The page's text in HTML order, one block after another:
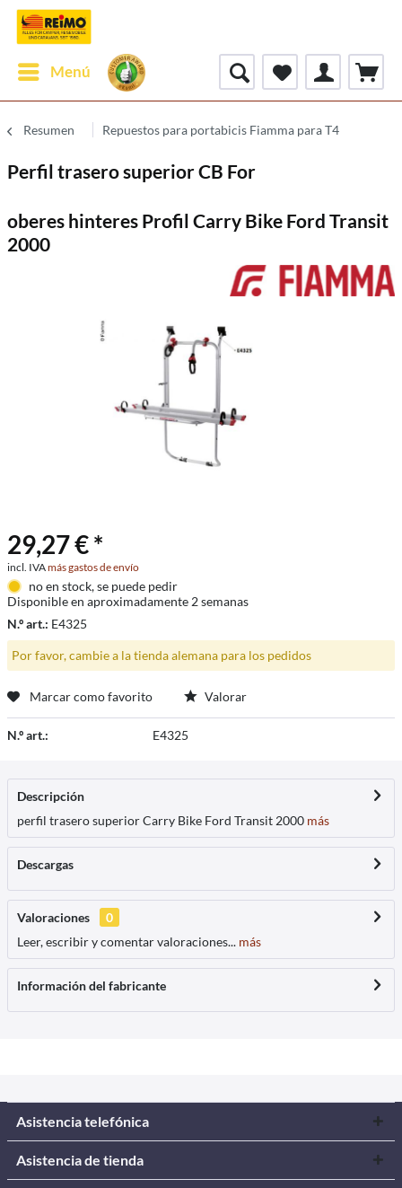
Menú
Resumen Repuestos para portabicis Fiamma para T4
Perfil trasero superior CB For
oberes hinteres Profil Carry Bike Ford Transit
2000
29,27 € *
incl. IVAmás gastos de envío
no en stock, se puede pedir
Disponible en aproximadamente 2 semanas
N.º art.: E4325
Por favor, cambie a la tienda alemana para los pedidos
Marcar como favorito Valorar
N.º art.: E4325
Descripción
perfil trasero superior Carry Bike Ford Transit 2000 más
Descargas
Valoraciones
0
Leer, escribir y comentar valoraciones... más
Información del fabricante
Asistencia telefónica
Asistencia de tienda